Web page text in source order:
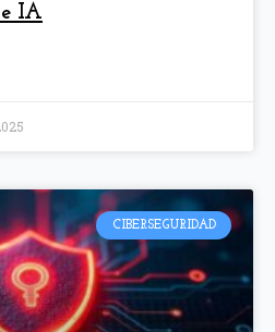
IA
CIBERSEGURIDAD